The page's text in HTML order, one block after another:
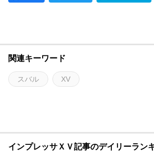
関連キーワード
スバル XV
インプレッサＸＶ記事のデイリーラン